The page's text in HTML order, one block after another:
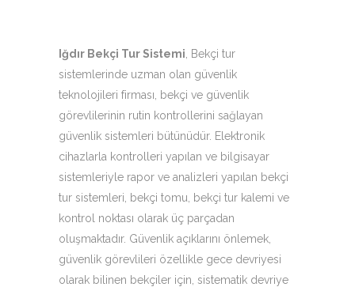
Iğdır Bekçi Tur Sistemi , Bekçi tur
sistemlerinde uzman olan güvenlik
teknolojileri firması, bekçi ve güvenlik
görevlilerinin rutin kontrollerini sağlayan
güvenlik sistemleri bütünüdür. Elektronik
cihazlarla kontrolleri yapılan ve bilgisayar
sistemleriyle rapor ve analizleri yapılan bekçi
tur sistemleri, bekçi tomu, bekçi tur kalemi ve
kontrol noktası olarak üç parçadan
oluşmaktadır. Güvenlik açıklarını önlemek,
güvenlik görevlileri özellikle gece devriyesi
olarak bilinen bekçiler için, sistematik devriye